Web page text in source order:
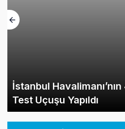
İstanbul
Test Uçuşu Yapıldı